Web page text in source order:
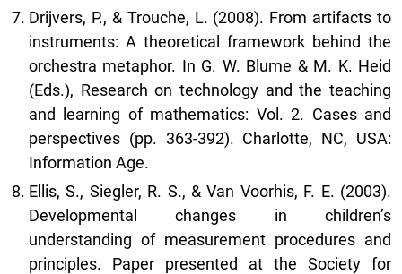
Drijvers, P., & Trouche, L. (2008). From artifacts to
instruments: A theoretical framework behind the
orchestra metaphor. In G. W. Blume & M. K. Heid
(Eds.), Research on technology and the teaching
and learning of mathematics: Vol. 2. Cases and
perspectives (pp. 363-392). Charlotte, NC, USA:
Information Age.
Ellis, S., Siegler, R. S., & Van Voorhis, F. E. (2003).
Developmental changes in children’s
understanding of measurement procedures and
principles. Paper presented at the Society for